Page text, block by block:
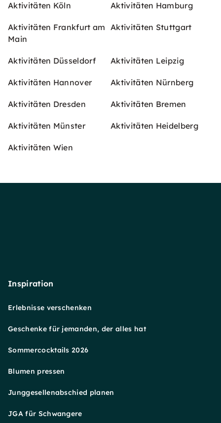
Aktivitäten Köln Aktivitäten Hamburg
Aktivitäten Frankfurt am
Main
Aktivitäten Stuttgart
Aktivitäten Düsseldorf Aktivitäten Leipzig
Aktivitäten Hannover Aktivitäten Nürnberg
Aktivitäten Dresden Aktivitäten Bremen
Aktivitäten Münster Aktivitäten Heidelberg
Aktivitäten Wien
Inspiration
Erlebnisse verschenken
Geschenke für jemanden, der alles hat
Sommercocktails 2026
Blumen pressen
Junggesellenabschied planen
JGA für Schwangere